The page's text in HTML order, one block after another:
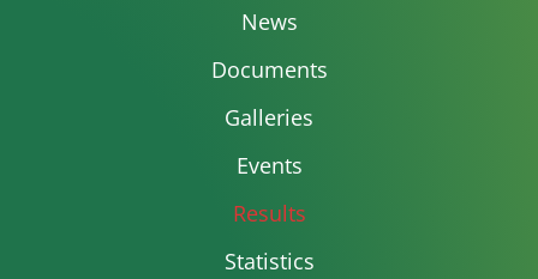
News
Documents
Galleries
Events
Results
Statistics